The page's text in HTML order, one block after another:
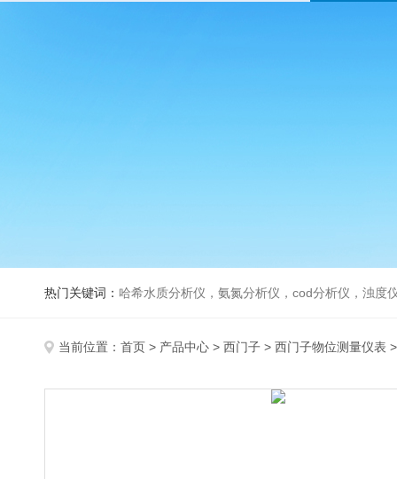
热门关键词： 哈希水质分析仪，氨氮分析仪，cod分析仪，浊度
当前位置： 首页 > 产品中心 > 西门子 > 西门子物位测量仪表